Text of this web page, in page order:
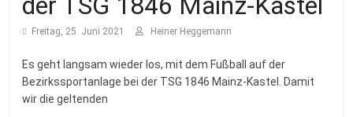
Freitag, 25. Juni 2021 Heiner Heggemann
Es geht langsam wieder los, mit dem Fußball auf der
Bezirkssportanlage bei der TSG 1846 Mainz-Kastel. Damit
wir die geltenden